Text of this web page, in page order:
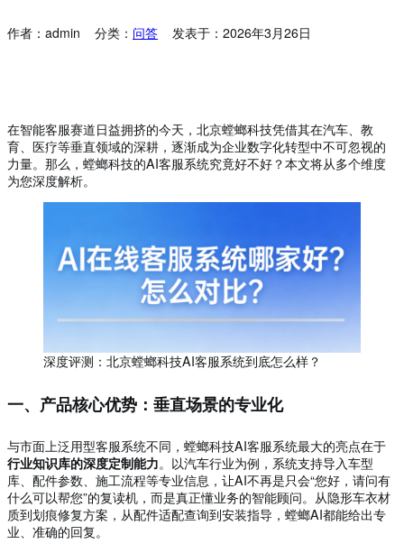
作者： admin 分类： 问答 发表于： 2026年3月26日
在智能客服赛道日益拥挤的今天，北京螳螂科技凭借其在汽车、教
育、医疗等垂直领域的深耕，逐渐成为企业数字化转型中不可忽视的
力量。那么，螳螂科技的AI客服系统究竟好不好？本文将从多个维度
为您深度解析。
深度评测：北京螳螂科技AI客服系统到底怎么样？
一、产品核心优势：垂直场景的专业化
与市面上泛用型客服系统不同，螳螂科技AI客服系统最大的亮点在于
行业知识库的深度定制能力。以汽车行业为例，系统支持导入车型
库、配件参数、施工流程等专业信息，让AI不再是只会“您好，请问有
什么可以帮您”的复读机，而是真正懂业务的智能顾问。从隐形车衣材
质到划痕修复方案，从配件适配查询到安装指导，螳螂AI都能给出专
业、准确的回复。